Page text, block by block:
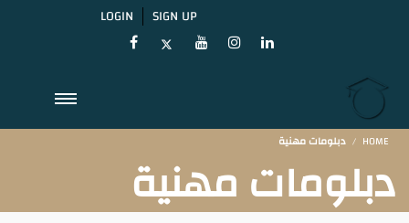
LOGIN SIGN UP
HOME دبلومات مهنية
دبلومات مهنية